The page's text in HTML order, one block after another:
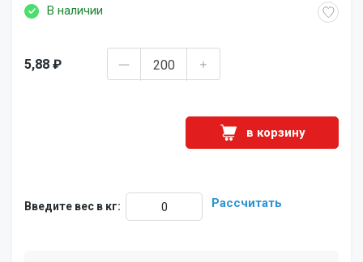
В наличии
5,88 ₽
в корзину
Введите вес в кг: Рассчитать